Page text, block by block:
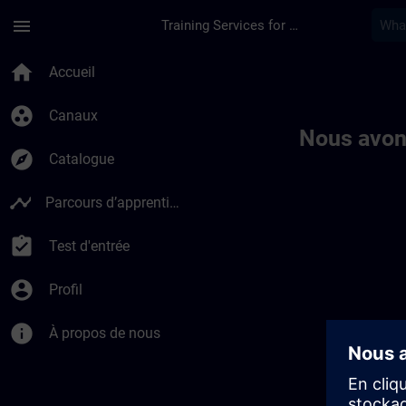
menu Training Services for Digital Industries
home Accueil
group_work Canaux
explore Catalogue
timeline Parcours d’apprentissage
assignment_turned_in Test d'entrée
account_circle Profil
info À propos de nous
Nous